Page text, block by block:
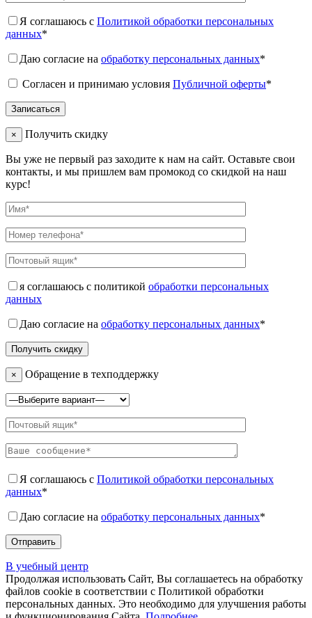
Я соглашаюсь с Политикой обработки персональных
данных*
Даю согласие на обработку персональных данных*
Согласен и принимаю условия Публичной оферты*
× Получить скидку
Вы уже не первый раз заходите к нам на сайт. Оставьте свои
контакты, и мы пришлем вам промокод со скидкой на наш
курс!
я соглашаюсь с политикой обработки персональных
данных
Даю согласие на обработку персональных данных*
× Обращение в техподдержку
Я соглашаюсь с Политикой обработки персональных
данных*
Даю согласие на обработку персональных данных*
В учебный центр
Продолжая использовать Сайт, Вы соглашаетесь на обработку
файлов cookie в соответствии с Политикой обработки
персональных данных. Это необходимо для улучшения работы